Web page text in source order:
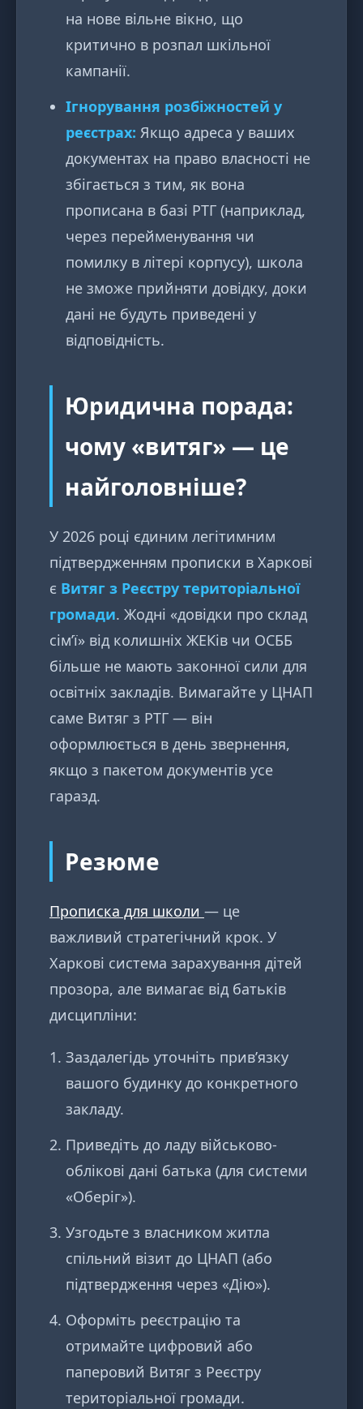
на нове вільне вікно, що
критично в розпал шкільної
кампанії.
Ігнорування розбіжностей у
реєстрах: Якщо адреса у ваших
документах на право власності не
збігається з тим, як вона
прописана в базі РТГ (наприклад,
через перейменування чи
помилку в літері корпусу), школа
не зможе прийняти довідку, доки
дані не будуть приведені у
відповідність.
Юридична порада:
чому «витяг» — це
найголовніше?
У 2026 році єдиним легітимним
підтвердженням прописки в Харкові
є Витяг з Реєстру територіальної
громади. Жодні «довідки про склад
сім’ї» від колишніх ЖЕКів чи ОСББ
більше не мають законної сили для
освітніх закладів. Вимагайте у ЦНАП
саме Витяг з РТГ — він
оформлюється в день звернення,
якщо з пакетом документів усе
гаразд.
Резюме
Прописка для школи — це
важливий стратегічний крок. У
Харкові система зарахування дітей
прозора, але вимагає від батьків
дисципліни:
Заздалегідь уточніть прив’язку
вашого будинку до конкретного
закладу.
Приведіть до ладу військово-
облікові дані батька (для системи
«Оберіг»).
Узгодьте з власником житла
спільний візит до ЦНАП (або
підтвердження через «Дію»).
Оформіть реєстрацію та
отримайте цифровий або
паперовий Витяг з Реєстру
територіальної громади.